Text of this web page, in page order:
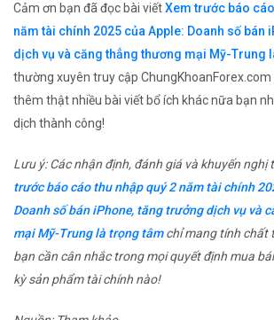
Cảm ơn bạn đã đọc bài viếtXem trước báo
năm tài chính 2025 của Apple: Doanh số bán
dịch vụ và căng thẳng thương mại Mỹ-Trung
thường xuyên truy cập
thêm thật nhiều bài viết bổ ích khác nữa bạn
dịch thành công!
Lưu ý: Các nhận định, đánh giá và khuyến nghị
trước báo cáo thu nhập quý 2 năm tài chính
Doanh số bán iPhone, tăng trưởng dịch vụ và
mại Mỹ-Trung là trọng tâmchỉ mang tính chất
bạn cần cân nhắc trong mọi quyết định mua
kỳ sản phẩm tài chính nào!